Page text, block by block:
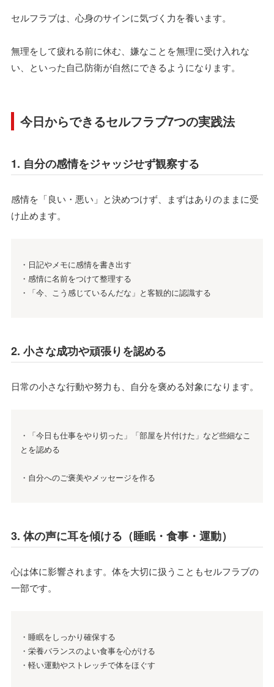
セルフラブは、心身のサインに気づく力を養います。
無理をして疲れる前に休む、嫌なことを無理に受け入れな
い、といった自己防衛が自然にできるようになります。
今日からできるセルフラブ7つの実践法
1. 自分の感情をジャッジせず観察する
感情を「良い・悪い」と決めつけず、まずはありのままに受
け止めます。
・日記やメモに感情を書き出す
・感情に名前をつけて整理する
・「今、こう感じているんだな」と客観的に認識する
2. 小さな成功や頑張りを認める
日常の小さな行動や努力も、自分を褒める対象になります。
・「今日も仕事をやり切った」「部屋を片付けた」など些細なこ
とを認める
・自分へのご褒美やメッセージを作る
3. 体の声に耳を傾ける（睡眠・食事・運動）
心は体に影響されます。体を大切に扱うこともセルフラブの
一部です。
・睡眠をしっかり確保する
・栄養バランスのよい食事を心がける
・軽い運動やストレッチで体をほぐす